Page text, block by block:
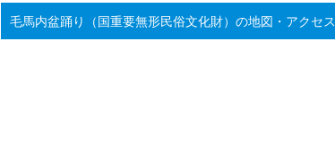
毛馬内盆踊り（国重要無形民俗文化財）の地図・アクセス